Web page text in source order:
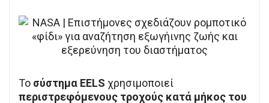
Το σύστημα EELS χρησιμοποιεί
περιστρεφόμενους τροχούς κατά μήκος του